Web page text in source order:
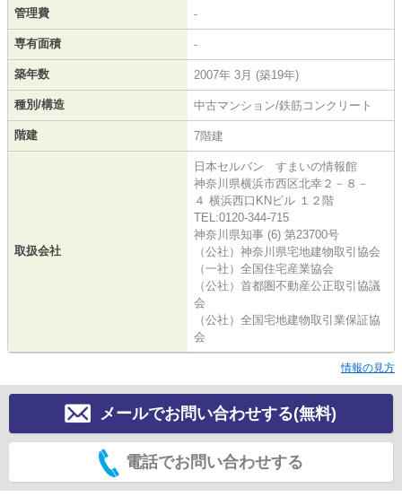
管理費 -
専有面積 -
築年数 2007年 3月 (築19年)
種別/構造 中古マンション/鉄筋コンクリート
階建 7階建
取扱会社
日本セルバン すまいの情報館
神奈川県横浜市西区北幸２－８－
４ 横浜西口KNビル １２階
TEL:0120-344-715
神奈川県知事 (6) 第23700号
（公社）神奈川県宅地建物取引協会
（一社）全国住宅産業協会
（公社）首都圏不動産公正取引協議
会
（公社）全国宅地建物取引業保証協
会
情報の見方
メールでお問い合わせする(無料)
電話でお問い合わせする